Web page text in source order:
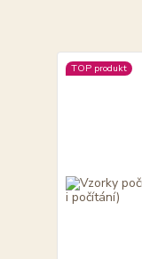
TOP produkt